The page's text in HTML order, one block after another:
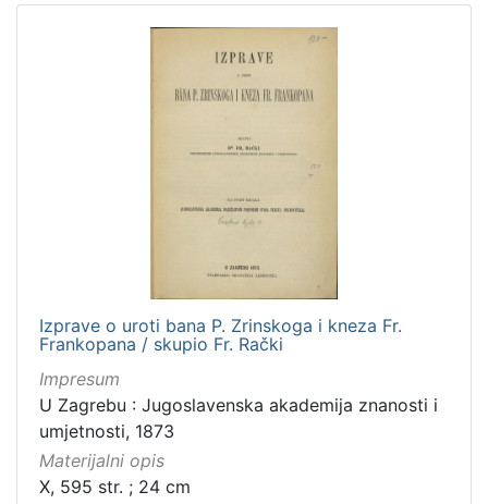
Izprave o uroti bana P. Zrinskoga i kneza Fr.
Frankopana / skupio Fr. Rački
Impresum
U Zagrebu : Jugoslavenska akademija znanosti i
umjetnosti, 1873
Materijalni opis
X, 595 str. ; 24 cm